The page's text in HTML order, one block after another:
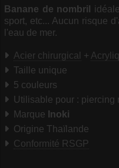
Banane de nombril
sport, etc... Aucun risque
l'eau de mer.
Acier chirurgical +
Taille unique
5 couleurs
Utilisable pour : piercing
Marque Inoki
Origine Thaïlande
Conformité RSGP